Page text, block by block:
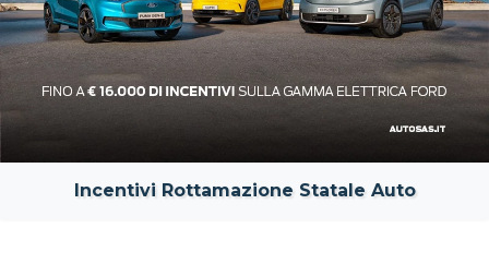
Incentivi Rottamazione Statale Auto